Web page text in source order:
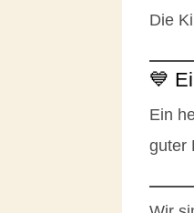
Die
💙
Ein
guter